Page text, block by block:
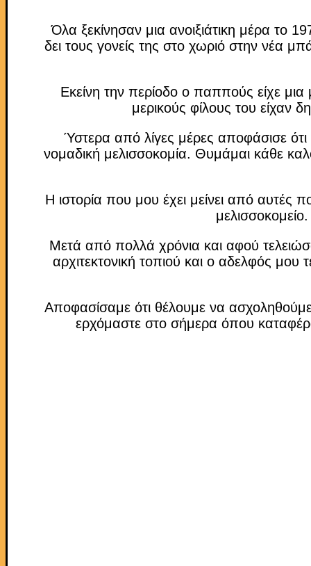
Όλα ξεκίνησαν μια ανοιξιάτικη μέρα το
δει τους γονείς της στο χωριό στην νέα
Εκείνη την περίοδο ο παππούς είχε
μερικούς φίλους του είχαν
Ύστερα από λίγες μέρες αποφάσισε ότι
νομαδική μελισσοκομία. Θυμάμαι κάθε
Η ιστορία που μου έχει μείνει από αυτές
Μετά από πολλά χρόνια και αφού
αρχιτεκτονική τοπιού και ο αδελφός
Αποφασίσαμε ότι θέλουμε να
ερχόμαστε στο σήμερα όπου